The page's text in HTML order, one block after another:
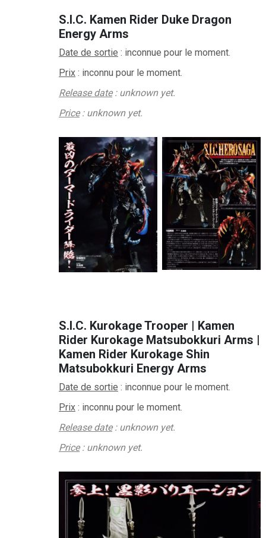
S.I.C. Kamen Rider Duke Dragon
Energy Arms
Date de sortie : inconnue pour le moment.
Prix : inconnu pour le moment.
Release date: unknown yet.
Price: unknown yet.
S.I.C. Kurokage Trooper | Kamen
Rider Kurokage Matsubokkuri Arms |
Kamen Rider Kurokage Shin
Matsubokkuri Energy Arms
Date de sortie : inconnue pour le moment.
Prix : inconnu pour le moment.
Release date: unknown yet.
Price: unknown yet.